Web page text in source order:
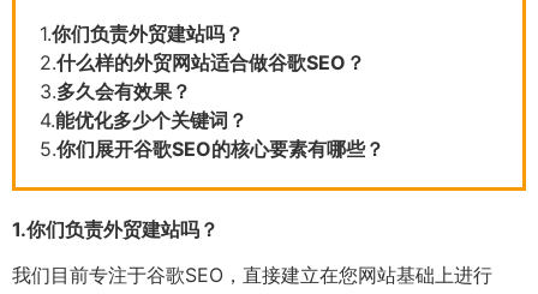
1.你们负责外贸建站吗？
2.什么样的外贸网站适合做谷歌SEO？
3.多久会有效果？
4.能优化多少个关键词？
5.你们展开谷歌SEO的核心要素有哪些？
1.你们负责外贸建站吗？
我们目前专注于谷歌SEO，直接建立在您网站基础上进行